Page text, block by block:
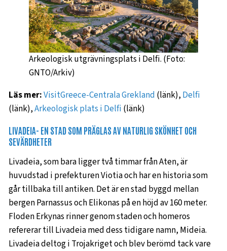
Arkeologisk utgrävningsplats i Delfi. (Foto:
GNTO/Arkiv)
Läs mer:VisitGreece-Centrala Grekland (länk), Delfi
(länk),Arkeologisk plats i Delfi (länk)
LIVADEIA- EN STAD SOM PRÄGLAS AV NATURLIG SKÖNHET OCH
SEVÄRDHETER
Livadeia, som bara ligger två timmar från Aten, är
huvudstad i prefekturen Viotia och har en historia som
går tillbaka till antiken. Det är en stad byggd mellan
bergen Parnassus och Elikonas på en höjd av 160 meter.
Floden Erkynas rinner genom staden och homeros
refererar till Livadeia med dess tidigare namn, Mideia.
Livadeia deltog i Trojakriget och blev berömd tack vare